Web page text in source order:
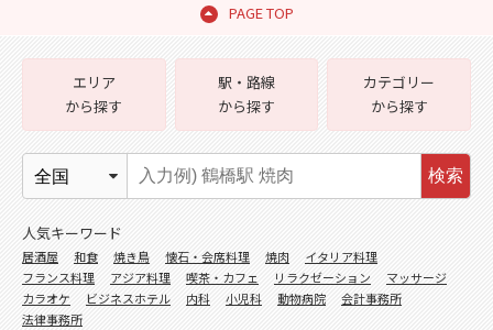
PAGE TOP
エリア
から探す
駅・路線
から探す
カテゴリー
から探す
検索
人気キーワード
居酒屋 和食 焼き鳥 懐石・会席料理 焼肉
イタリア料理
フランス料理
アジア料理 喫茶・カフェ リラクゼーション
マッサージ
カラオケ
ビジネスホテル 内科 小児科 動物病院
会計事務所
法律事務所